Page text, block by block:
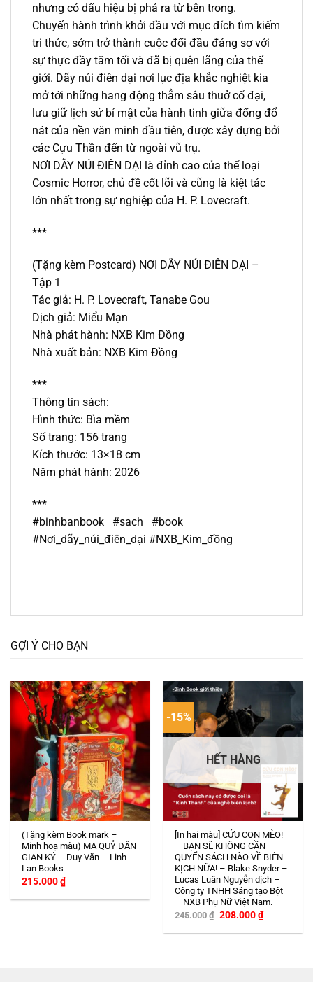
nhưng có dấu hiệu bị phá ra từ bên trong.
Chuyến hành trình khởi đầu với mục đích tìm kiếm
tri thức, sớm trở thành cuộc đối đầu đáng sợ với
sự thực đầy tăm tối và đã bị quên lãng của thế
giới. Dãy núi điên dại nơi lục địa khắc nghiệt kia
mở tới những hang động thẳm sâu thuở cổ đại,
lưu giữ lịch sử bí mật của hành tinh giữa đống đổ
nát của nền văn minh đầu tiên, được xây dựng bởi
các Cựu Thần đến từ ngoài vũ trụ.
NƠI DÃY NÚI ĐIÊN DẠI là đỉnh cao của thể loại
Cosmic Horror, chủ đề cốt lõi và cũng là kiệt tác
lớn nhất trong sự nghiệp của H. P. Lovecraft.
***
(Tặng kèm Postcard) NƠI DÃY NÚI ĐIÊN DẠI –
Tập 1
Tác giả: H. P. Lovecraft, Tanabe Gou
Dịch giả: Miểu Mạn
Nhà phát hành: NXB Kim Đồng
Nhà xuất bản: NXB Kim Đồng
***
Thông tin sách:
Hình thức: Bìa mềm
Số trang: 156 trang
Kích thước: 13×18 cm
Năm phát hành: 2026
***
#binhbanbook #sach #book
#Nơi_dãy_núi_điên_dại #NXB_Kim_đồng
GỢI Ý CHO BẠN
(Tặng kèm Book mark –
Minh hoạ màu) MA QUỶ DÂN
GIAN KÝ – Duy Văn – Linh
Lan Books
215.000₫
-15%
HẾT HÀNG
[In hai màu] CỨU CON MÈO!
– BẠN SẼ KHÔNG CẦN
QUYỂN SÁCH NÀO VỀ BIÊN
KỊCH NỮA! – Blake Snyder –
Lucas Luân Nguyễn dịch –
Công ty TNHH Sáng tạo Bột
– NXB Phụ Nữ Việt Nam.
245.000₫ Giá
là:
208.000₫Giá
hiện
tại